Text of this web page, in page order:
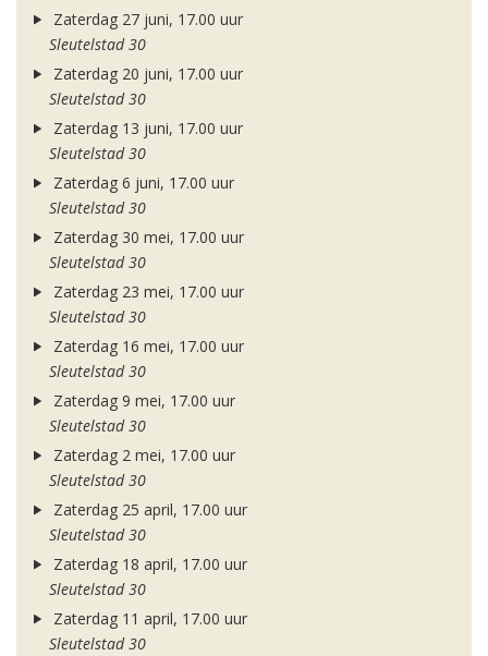
Zaterdag 27 juni, 17.00 uur
Sleutelstad 30
Zaterdag 20 juni, 17.00 uur
Sleutelstad 30
Zaterdag 13 juni, 17.00 uur
Sleutelstad 30
Zaterdag 6 juni, 17.00 uur
Sleutelstad 30
Zaterdag 30 mei, 17.00 uur
Sleutelstad 30
Zaterdag 23 mei, 17.00 uur
Sleutelstad 30
Zaterdag 16 mei, 17.00 uur
Sleutelstad 30
Zaterdag 9 mei, 17.00 uur
Sleutelstad 30
Zaterdag 2 mei, 17.00 uur
Sleutelstad 30
Zaterdag 25 april, 17.00 uur
Sleutelstad 30
Zaterdag 18 april, 17.00 uur
Sleutelstad 30
Zaterdag 11 april, 17.00 uur
Sleutelstad 30